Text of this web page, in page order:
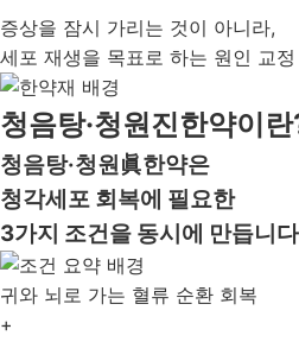
증상을 잠시 가리는 것이 아니라,
세포 재생을 목표로 하는 원인 교
청음탕·청원진한약이
청음탕·청원眞한약은
청각세포 회복에 필요한
3가지 조건을 동시에 만듭니
귀와 뇌로 가는 혈류 순환 회복
+